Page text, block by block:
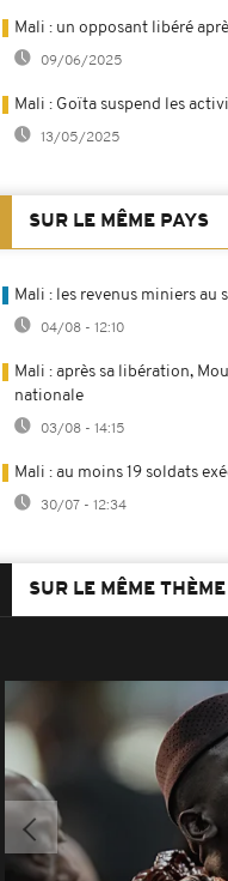
Mali : un opposant libéré
09/06/2025
Mali : Goïta suspend les
13/05/2025
SUR LE MÊME PAYS
Mali : les revenus miniers
04/08 - 12:10
Mali : après sa libération,
nationale
03/08 - 14:15
Mali : au moins 19 soldats
30/07 - 12:34
SUR LE MÊME THÈME